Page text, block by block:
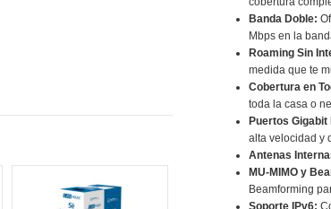
Banda Doble:
Mbps en la
Roaming Sin
medida que te
Cobertura en
toda la casa o
Puertos Gigabit
alta velocidad y
Antenas
MU-MIMO y
Beamforming
Soporte IPv6: